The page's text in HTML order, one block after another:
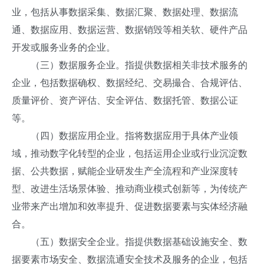
业，包括从事数据采集、数据汇聚、数据处理、数据流
通、数据应用、数据运营、数据销毁等相关软、硬件产品
开发或服务业务的企业。
（三）数据服务企业。指提供数据相关非技术服务的
企业，包括数据确权、数据经纪、交易撮合、合规评估、
质量评价、资产评估、安全评估、数据托管、数据公证
等。
（四）数据应用企业。指将数据应用于具体产业领
域，推动数字化转型的企业，包括运用企业或行业沉淀数
据、公共数据，赋能企业研发生产全流程和产业深度转
型、改进生活场景体验、推动商业模式创新等，为传统产
业带来产出增加和效率提升、促进数据要素与实体经济融
合。
（五）数据安全企业。指提供数据基础设施安全、数
据要素市场安全、数据流通安全技术及服务的企业，包括